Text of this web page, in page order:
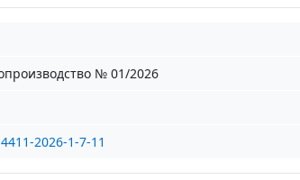
№ 01/2026
2026-1-7-11